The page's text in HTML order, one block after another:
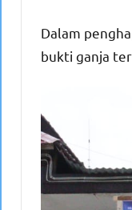
Dalam
bukti ganja